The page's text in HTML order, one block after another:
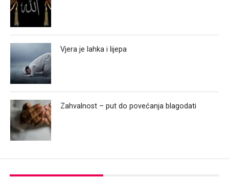
Vjera je lahka i lijepa
Zahvalnost – put do povećanja blagodati